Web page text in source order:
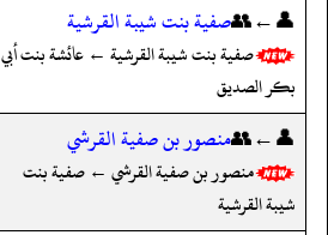
👤←👥صفية بنت شيبة القرشية
صفية بنت شيبة القرشية ← عائشة بنت أبي
بكر الصديق
👤←👥منصور بن صفية القرشي
منصور بن صفية القرشي ← صفية بنت
شيبة القرشية